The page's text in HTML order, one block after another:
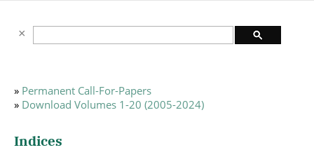
» Permanent Call-For-Papers
» Download Volumes 1-20 (2005-2024)
Indices